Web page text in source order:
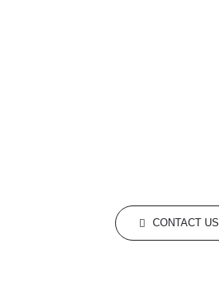
CONTACT US